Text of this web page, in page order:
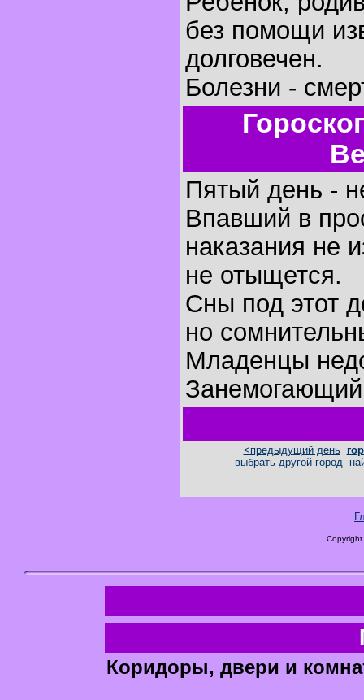
без помощи
долговечен.
Болезни -
Пятый день -
Впавший в
наказания не
не отыщется.
Сны под этот
но
Младенцы
Занемогающий
<предыдущий день
выбрать другой город
Коридоры, двери и